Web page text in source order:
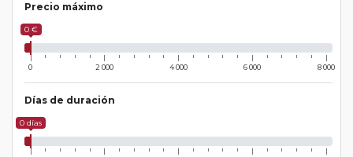
Precio máximo
0 €
0 2 000 4 000 6 000 8 000
Días de duración
0 días